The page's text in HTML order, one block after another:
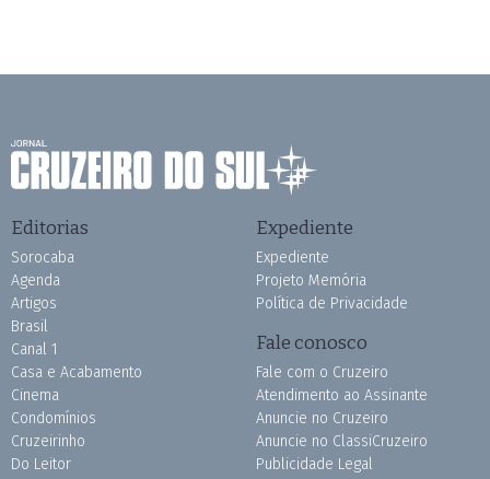
Editorias
Sorocaba
Agenda
Artigos
Brasil
Canal 1
Casa e Acabamento
Cinema
Condomínios
Cruzeirinho
Do Leitor
Expediente
Expediente
Projeto Memória
Política de Privacidade
Fale conosco
Fale com o Cruzeiro
Atendimento ao Assinante
Anuncie no Cruzeiro
Anuncie no ClassiCruzeiro
Publicidade Legal